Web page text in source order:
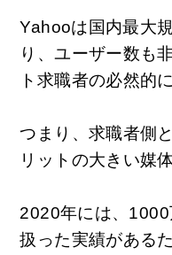
Yahooは国内最大
り、ユーザー数も
ト求職者の必然的
つまり、求職者側
リットの大きい媒
2020年には、1000
扱った実績がある